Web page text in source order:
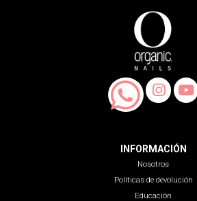
INFORMACIÓN
Nosotros
Políticas de devolución
Educación